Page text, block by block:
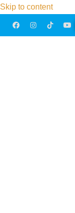
Skip to content